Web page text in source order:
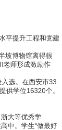
平提升工程和党建
坡博物馆离得很
老师形成激励作
选。在西安市33
供学位16320个。
大等优秀学
中。学生“做最好